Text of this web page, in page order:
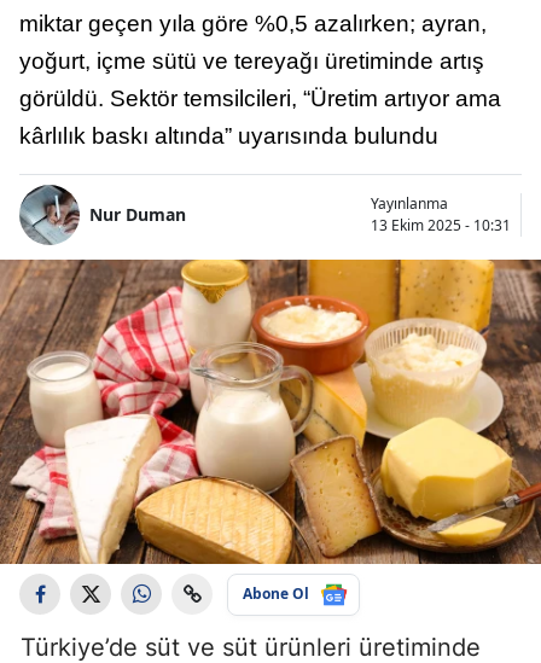
miktar geçen yıla göre %0,5 azalırken; ayran,
yoğurt, içme sütü ve tereyağı üretiminde artış
görüldü. Sektör temsilcileri, “Üretim artıyor ama
kârlılık baskı altında” uyarısında bulundu
Nur Duman
Yayınlanma
13 Ekim 2025 - 10:31
Abone Ol
Türkiye’de süt ve süt ürünleri üretiminde